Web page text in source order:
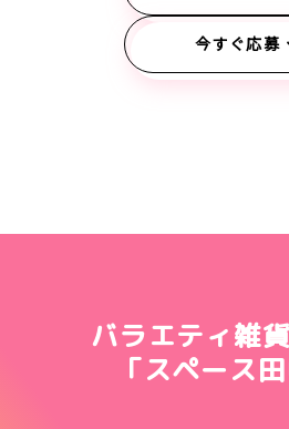
今すぐ応募
バラエティ雑
「スペース